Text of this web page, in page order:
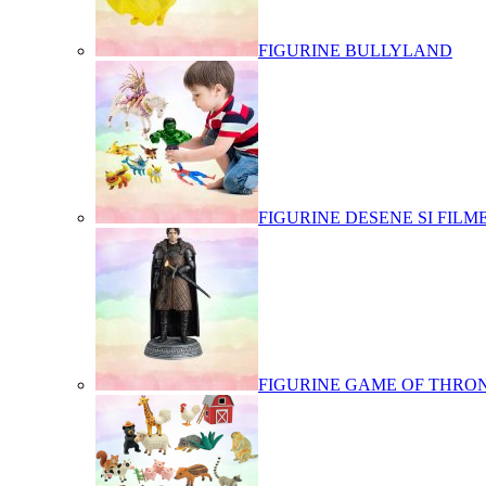
FIGURINE BULLYLAND
FIGURINE DESENE SI
FIGURINE GAME OF